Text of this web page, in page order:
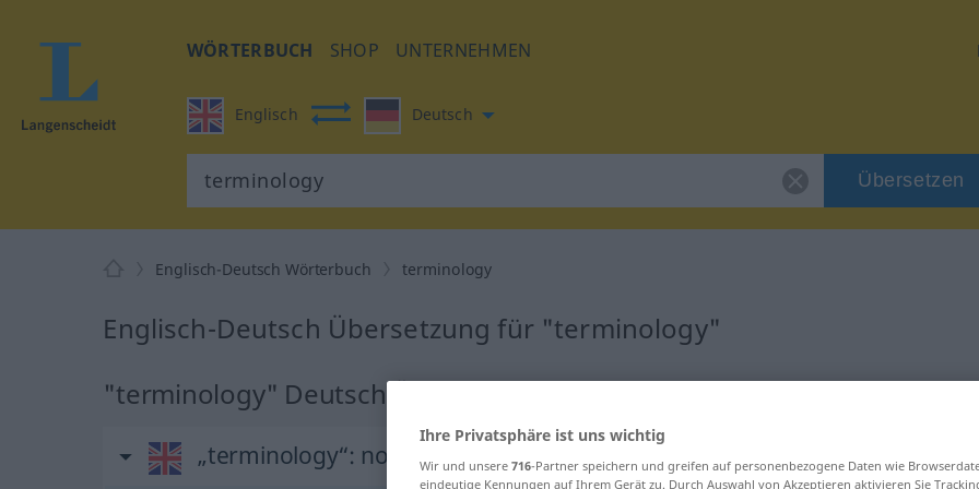
WÖRTERBUCH SHOP UNTERNEHMEN
Englisch Deutsch
Übersetzen
Englisch-Deutsch Wörterbuch terminology
Englisch-Deutsch Übersetzung für "terminology"
"terminology" Deutsch Übersetzung
„terminology“: noun
Ihre Privatsphäre ist uns wichtig
Wir und unsere 716-Partner speichern und greifen auf personenbezogene Daten wie
eindeutige Kennungen auf Ihrem Gerät zu. Durch Auswahl von Akzeptieren aktivieren Sie